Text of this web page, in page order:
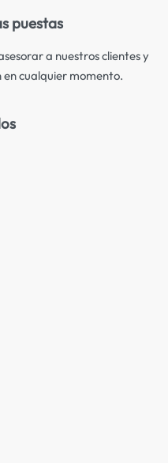
puestas
a nuestros clientes y
cualquier momento.